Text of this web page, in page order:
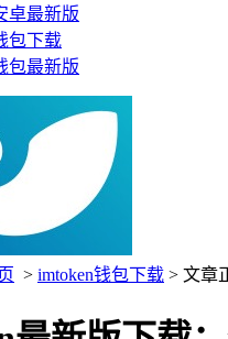
卓最新版
包下载
包最新版
> imtoken钱包下载 > 文章